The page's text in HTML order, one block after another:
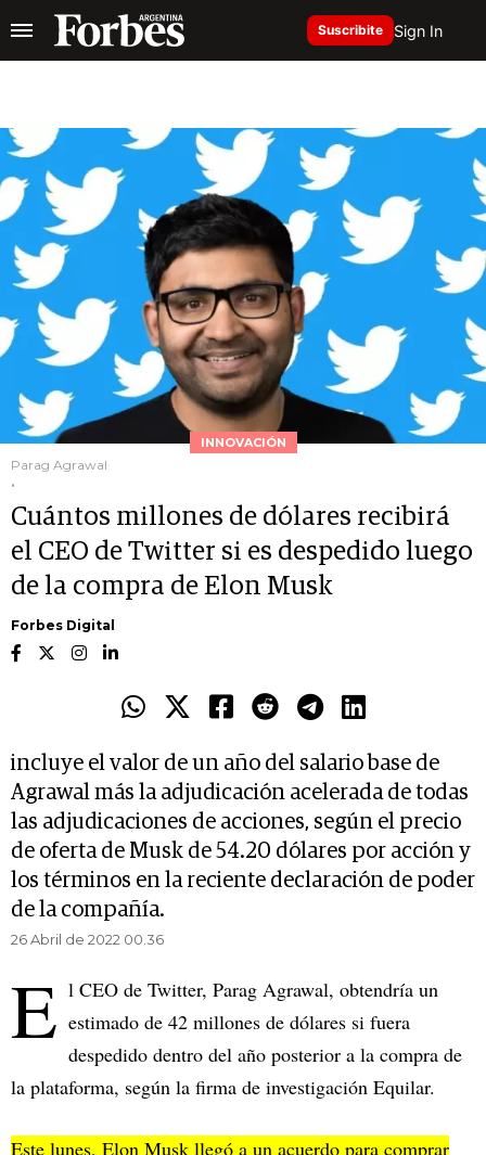
Suscribite Sign In
INNOVACIÓN
Parag Agrawal
.
Cuántos millones de dólares recibirá
el CEO de Twitter si es despedido luego
de la compra de Elon Musk
Forbes Digital
incluye el valor de un año del salario base de
Agrawal más la adjudicación acelerada de todas
las adjudicaciones de acciones, según el precio
de oferta de Musk de 54.20 dólares por acción y
los términos en la reciente declaración de poder
de la compañía.
26 Abril de 2022 00.36
E l CEO de Twitter, Parag Agrawal, obtendría un
estimado de 42 millones de dólares si fuera
despedido dentro del año posterior a la compra de
la plataforma, según la firma de investigación Equilar.
Este lunes, Elon Musk llegó a un acuerdo para comprar